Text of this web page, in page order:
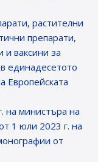
растителни
препарати,
ваксини за
единадесетото
Европейската
на министъра на
1 юли 2023 г. на
от